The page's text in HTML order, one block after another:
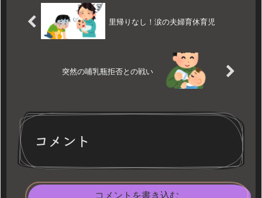
里帰りなし！涙の夫婦育休育児
突然の哺乳瓶拒否との戦い
コメント
コメントを書き込む